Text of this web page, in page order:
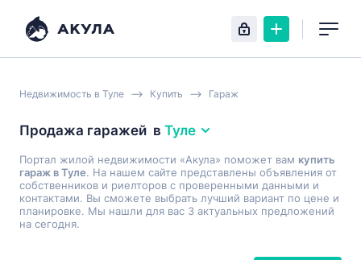
Недвижимость в Туле Купить Гараж
Продажа гаражей в Туле
Портал жилой недвижимости «Акула» поможет вам купить
гараж в Туле. На нашем сайте представлены объявления от
собственников и риелторов с проверенными данными и
контактами. Вы сможете выбрать лучший вариант по цене и
планировке. Мы нашли для вас 3 актуальных предложений
на сегодня.